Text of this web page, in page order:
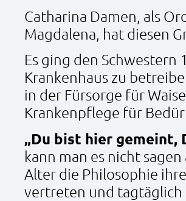
Catharina Damen, als
Magdalena, hat diesen
Es ging den
Krankenhaus zu
in der Fürsorge für
Krankenpflege für
„Du bist hier gemeint,
kann man es nicht
Alter die Philosophie
vertreten und tagtäglich